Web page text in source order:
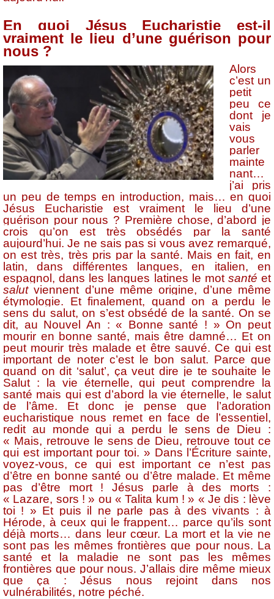
En quoi Jésus Eucharistie est-il
vraiment le lieu d’une guérison pour
nous ?
Alors
c’est un
petit
peu ce
dont je
vais
vous
parler
mainte
nant…
j’ai pris
un peu de temps en introduction, mais… en quoi
Jésus Eucharistie est vraiment le lieu d’une
guérison pour nous ? Première chose, d’abord je
crois qu’on est très obsédés par la santé
aujourd’hui. Je ne sais pas si vous avez remarqué,
on est très, très pris par la santé. Mais en fait, en
latin, dans différentes langues, en italien, en
espagnol, dans les langues latines le mot santé et
salutviennent d’une même origine, d’une même
étymologie. Et finalement, quand on a perdu le
sens du salut, on s’est obsédé de la santé. On se
dit, au Nouvel An : « Bonne santé ! » On peut
mourir en bonne santé, mais être damné… Et on
peut mourir très malade et être sauvé. Ce qui est
important de noter c’est le bon salut. Parce que
quand on dit ‘salut’, ça veut dire je te souhaite le
Salut : la vie éternelle, qui peut comprendre la
santé mais qui est d’abord la vie éternelle, le salut
de l’âme. Et donc je pense que l’adoration
eucharistique nous remet en face de l’essentiel,
redit au monde qui a perdu le sens de Dieu :
« Mais, retrouve le sens de Dieu, retrouve tout ce
qui est important pour toi. » Dans l’Écriture sainte,
voyez-vous, ce qui est important ce n’est pas
d’être en bonne santé ou d’être malade. Et même
pas d’être mort ! Jésus parle à des morts :
« Lazare, sors ! » ou « Talita kum ! » « Je dis : lève
toi ! » Et puis il ne parle pas à des vivants : à
Hérode, à ceux qui le frappent… parce qu’ils sont
déjà morts… dans leur cœur. La mort et la vie ne
sont pas les mêmes frontières que pour nous. La
santé et la maladie ne sont pas les mêmes
frontières que pour nous. J’allais dire même mieux
que ça : Jésus nous rejoint dans nos
vulnérabilités, notre péché.